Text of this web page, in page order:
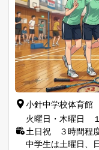
小針中学校体育館
火曜日・木曜日
土日祝 ３時間程
中学生は土曜日、